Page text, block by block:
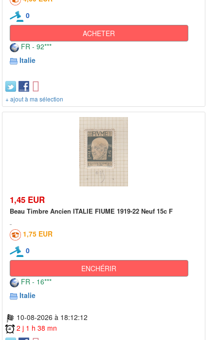
0
ACHETER
FR - 92***
Italie
+ ajout à ma sélection
1,45 EUR
Beau Timbre Ancien ITALIE FIUME 1919-22 Neuf 15c F
1,75 EUR
0
ENCHÉRIR
FR - 16***
Italie
10-08-2026 à 18:12:12
2 j 1 h 38 mn